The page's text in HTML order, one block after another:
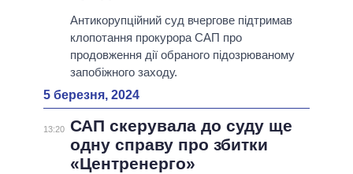
Антикорупційний суд вчергове підтримав
клопотання прокурора САП про
продовження дії обраного підозрюваному
запобіжного заходу.
5 березня, 2024
13:20 САП скерувала до суду ще
одну справу про збитки
«Центренерго»